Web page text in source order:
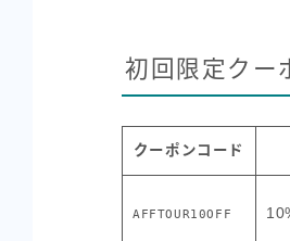
初回限定クー
クーポンコード
AFFTOUR10OFF